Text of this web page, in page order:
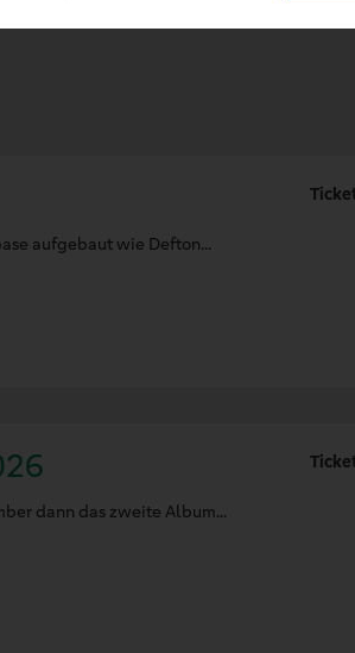
aufgebaut wie Defton...
dann das zweite Album...